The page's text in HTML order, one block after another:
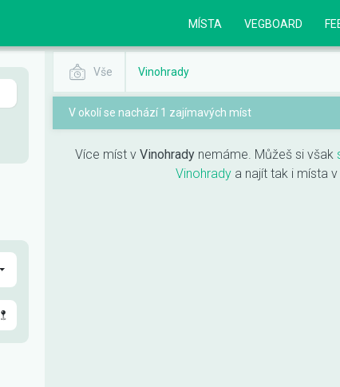
MÍSTA VEGBOARD
Vše Vinohrady
V okolí se nachází 1 zajímavých míst
Více míst vVinohrady nemáme. Můžeš si však
Vinohradya najít tak i místa